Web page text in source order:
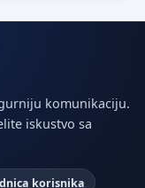
komunikaciju.
iskustvo sa
korisnika